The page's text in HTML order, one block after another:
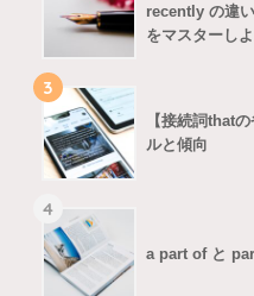
recently の違
をマスターしよ
3
【接続詞that
ルと傾向
4
a part of と